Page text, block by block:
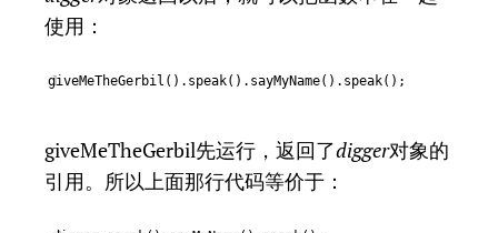
使用：
1
giveMeTheGerbil().speak().sayMyName().speak();
giveMeTheGerbil先运行，返回了digger对象的
引用。所以上面那行代码等价于：